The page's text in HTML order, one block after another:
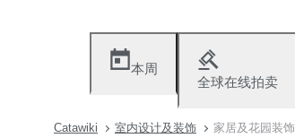
本周
全球在线拍卖
Catawiki 室内设计及装饰 家居及花园装饰